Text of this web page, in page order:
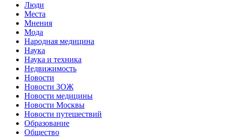
Люди
Места
Мнения
Мода
Народная медицина
Наука
Наука и техника
Недвижимость
Новости
Новости ЗОЖ
Новости медицины
Новости Москвы
Новости путешествий
Образование
Общество